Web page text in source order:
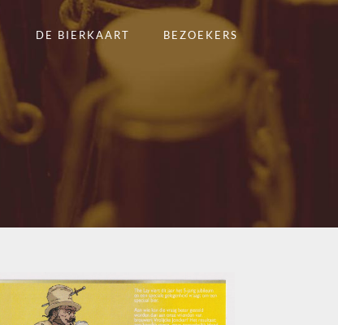
DE BIERKAART BEZOEKERS